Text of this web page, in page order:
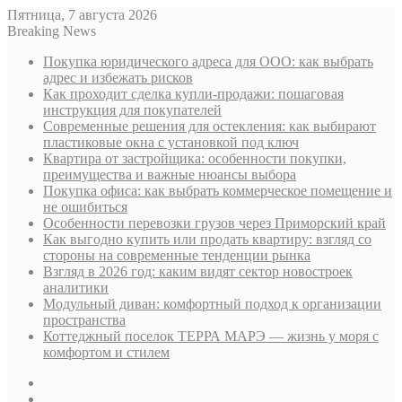
Пятница, 7 августа 2026
Breaking News
Покупка юридического адреса для ООО: как выбрать
адрес и избежать рисков
Как проходит сделка купли-продажи: пошаговая
инструкция для покупателей
Современные решения для остекления: как выбирают
пластиковые окна с установкой под ключ
Квартира от застройщика: особенности покупки,
преимущества и важные нюансы выбора
Покупка офиса: как выбрать коммерческое помещение и
не ошибиться
Особенности перевозки грузов через Приморский край
Как выгодно купить или продать квартиру: взгляд со
стороны на современные тенденции рынка
Взгляд в 2026 год: каким видят сектор новостроек
аналитики
Модульный диван: комфортный подход к организации
пространства
Коттеджный поселок ТЕРРА МАРЭ — жизнь у моря с
комфортом и стилем